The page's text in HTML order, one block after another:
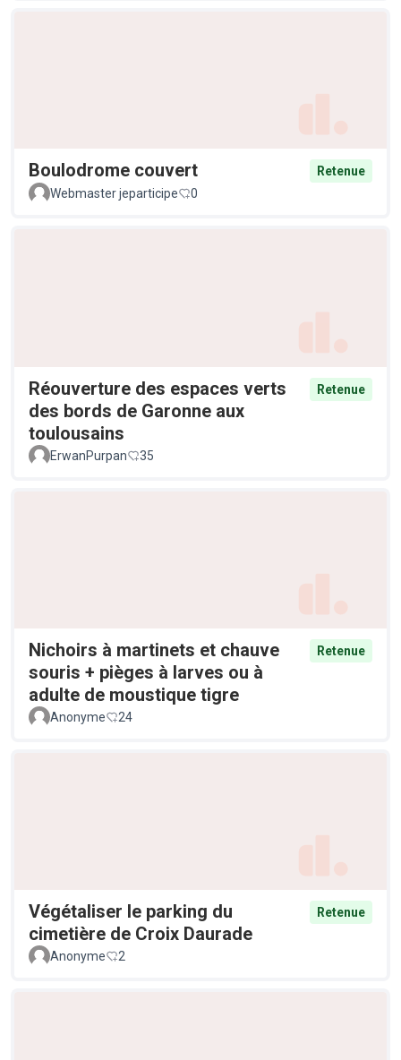
Boulodrome couvert
Retenue
Webmaster jeparticipe
0
Réouverture des espaces verts
des bords de Garonne aux
toulousains
Retenue
ErwanPurpan 35
Nichoirs à martinets et chauve
souris + pièges à larves ou à
adulte de moustique tigre
Retenue
Anonyme 24
Végétaliser le parking du
cimetière de Croix Daurade
Retenue
Anonyme 2